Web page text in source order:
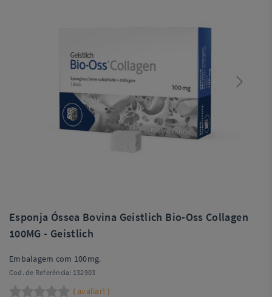
Software
Esponja Óssea Bovina Geistlich Bio-Oss Collagen
100MG - Geistlich
Embalagem com 100mg.
Cod. de Referência: 132903
( avaliar! )